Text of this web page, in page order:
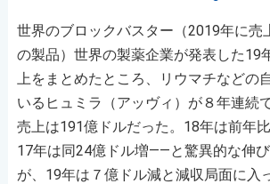
世界のブロックバスター（2019年に売
の製品）世界の製薬企業が発表した19
上をまとめたところ、リウマチなどの
いるヒュミラ（アッヴィ）が８年連続
売上は191億ドルだった。18年は前年比
17年は同24億ドル増――と驚異的な伸
が、19年は７億ドル減と減収局面に入